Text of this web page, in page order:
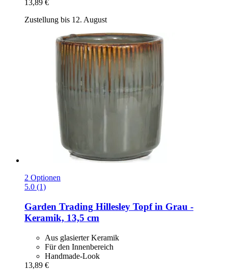
13,89 €
Zustellung bis 12. August
2 Optionen
5.0 (1)
Garden Trading Hillesley Topf in Grau -​
Keramik, 13,5 cm
Aus glasierter Keramik
Für den Innenbereich
Handmade-Look
13,89 €